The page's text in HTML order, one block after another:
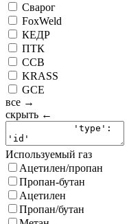
Сварог
FoxWeld
КЕДР
ПТК
ССВ
KRASS
GCE
все →
скрыть ←
Используемый газ
Ацетилен/пропан
Пропан-бутан
Ацетилен
Пропан/бутан